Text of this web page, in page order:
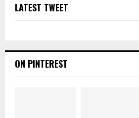
LATEST TWEET
ON PINTEREST